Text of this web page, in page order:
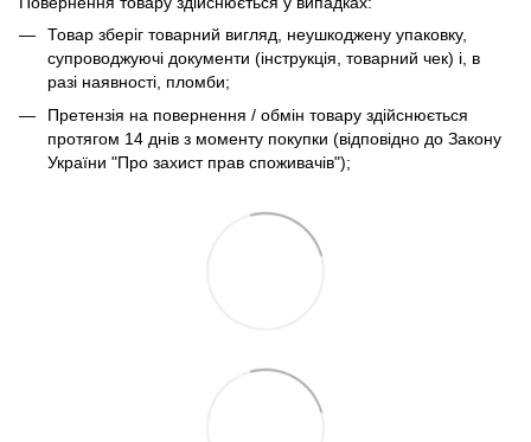
Товар зберіг товарний вигляд, неушкоджену упаковку,
супроводжуючі документи (інструкція, товарний чек) і, в
разі наявності, пломби;
Претензія на повернення / обмін товару здійснюється
протягом 14 днів з моменту покупки (відповідно до Закону
України "Про захист прав споживачів");